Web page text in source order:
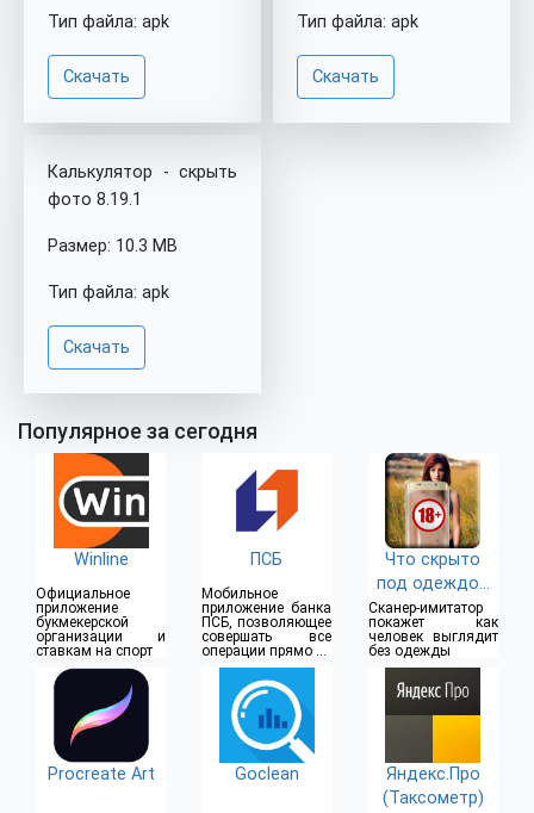
Тип файла: apk
Скачать
Тип файла: apk
Скачать
Калькулятор - скрыть
фото 8.19.1
Размер: 10.3 MB
Тип файла: apk
Скачать
Популярное за сегодня
Winline
Официальное
приложение
букмекерской
организации и
ставкам на спорт
ПСБ
Мобильное
приложение банка
ПСБ, позволяющее
совершать все
операции прямо из
дома
Что скрыто
под одеждой
(18+)
Сканер-имитатор
покажет как
человек выглядит
без одежды
Procreate Art Goclean
Яндекс.Про
(Таксометр)